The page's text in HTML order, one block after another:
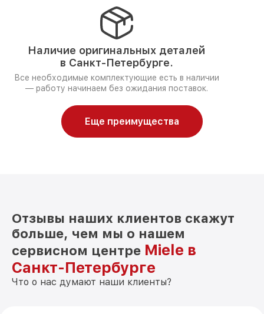
Наличие оригинальных деталей
в Санкт-Петербурге.
Все необходимые комплектующие есть в наличии
— работу начинаем без ожидания поставок.
Еще преимущества
Отзывы наших клиентов скажут
больше, чем мы о нашем
сервисном центре Miele в
Санкт-Петербурге
Что о нас думают наши клиенты?